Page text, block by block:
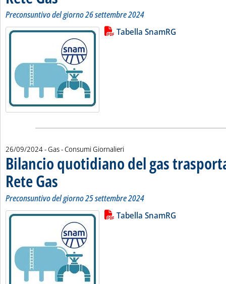
Preconsuntivo del giorno 26 settembre 2024
Leggi tutta la notizia: 'Bilancio
Lista allegati PDF alla notiziaTabella SnamRG
26/09/2024- Gas - Consumi Giornalieri
Bilancio quotidiano del gas
Rete Gas . Sottotitolo: Preconsuntivo del giorno 25 settembre 2024
. Pubblicata giovedì 26 settembre 2024 alle 11.35.
Preconsuntivo del giorno 25 settembre 2024
Leggi tutta la notizia: 'Bilancio
Lista allegati PDF alla notiziaTabella SnamRG